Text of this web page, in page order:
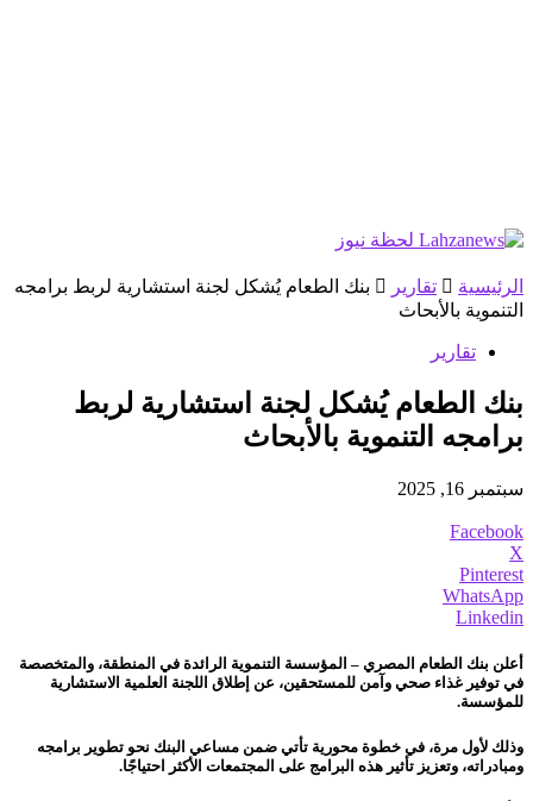
الرئيسية تقارير
بنك الطعام يُشكل لجنة استشارية لربط برامجه
التنموية بالأبحاث
تقارير
بنك الطعام يُشكل لجنة استشارية لربط
برامجه التنموية بالأبحاث
سبتمبر 16, 2025
Facebook
X
Pinterest
WhatsApp
Linkedin
أعلن بنك الطعام المصري – المؤسسة التنموية الرائدة في المنطقة، والمتخصصة
في توفير غذاء صحي وآمن للمستحقين، عن إطلاق اللجنة العلمية الاستشارية
للمؤسسة.
وذلك لأول مرة، في خطوة محورية تأتي ضمن مساعي البنك نحو تطوير برامجه
ومبادراته، وتعزيز تأثير هذه البرامج على المجتمعات الأكثر احتياجًا.